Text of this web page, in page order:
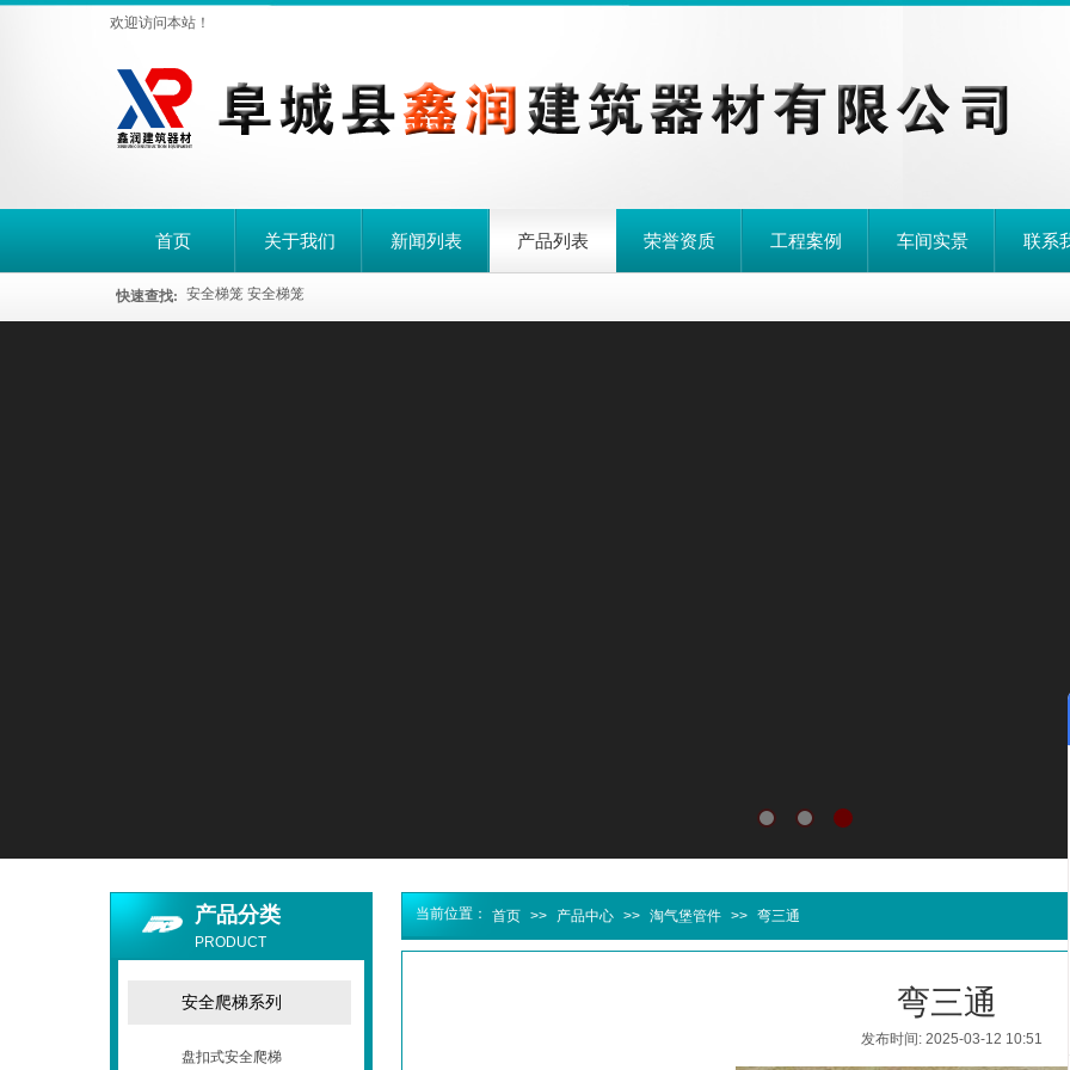
欢迎访问本站！
首页 关于我们 新闻列表 产品列表 荣誉资质 工程案例 车间实景 联系
快速查找: 安全梯笼 安全梯笼
当前位置： 首页 >> 产品中心 >> 淘气堡管件 >> 弯三通
安全爬梯系列
盘扣式安全爬梯
产品分类
PRODUCT
弯三通
发布时间: 2025-03-12 10:51